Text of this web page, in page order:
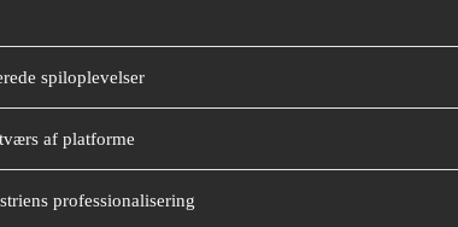
spiloplevelser
af platforme
professionalisering